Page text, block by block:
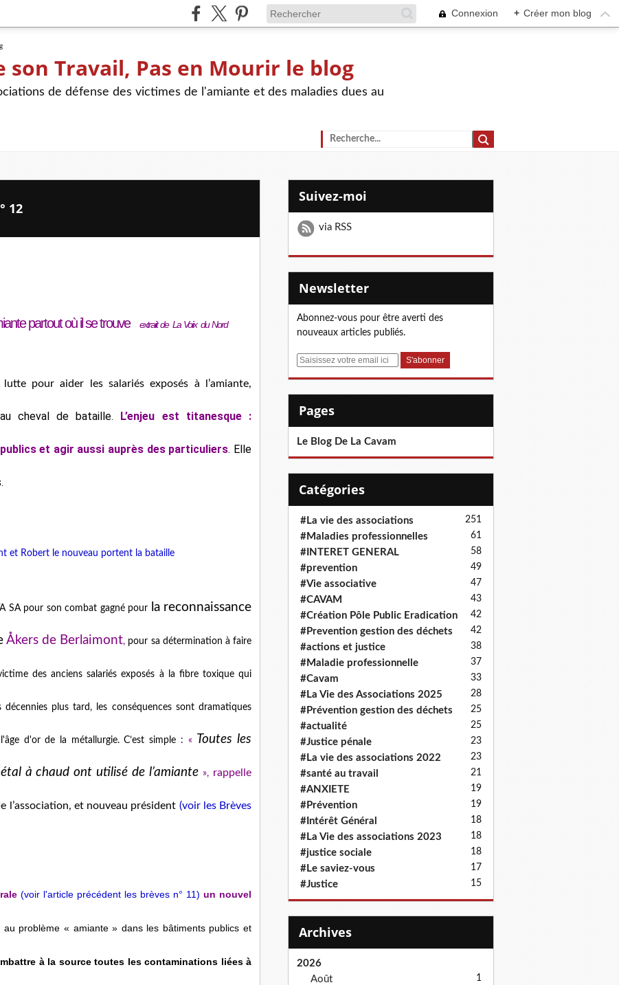
Connexion + Créer mon blog
son Travail, Pas en Mourir le blog
de défense des victimes de l'amiante et des maladies dues au
12
partout où il se trouve extraiit de La Voiix du Nord
pour aider les salariés exposés à l’amiante,
cheval de bataille. L’enjeu est titanesque :
et agir aussi auprès des particuliers. Elle
et Robert le nouveau portent la bataille
SA pour son combat gagné pour la reconnaissance
Åkers de Berlaimont, pour sa détermination à faire
des anciens salariés exposés à la fibre toxique qui
plus tard, les conséquences sont dramatiques
d'or de la métallurgie. C’est simple : « Toutes les
à chaud ont utilisé de l’amiante », rappelle
l’association, et nouveau président (voir les Brèves
(voir l'article précédent les brèves n° 11) un nouvel
au problème « amiante » dans les bâtiments publics et
à la source toutes les contaminations liées à
Suivez-moi
via RSS
Newsletter
Abonnez-vous pour être averti des
nouveaux articles publiés.
E
Pages
Le Blog De La Cavam
Catégories
#La vie des associations 251
#Maladies professionnelles 61
#INTERET GENERAL 58
#prevention 49
#Vie associative 47
#CAVAM 43
#Création Pôle Public Eradication 42
#Prevention gestion des déchets 42
#actions et justice 38
#Maladie professionnelle 37
#Cavam 33
#La Vie des Associations 2025 28
#Prévention gestion des déchets 25
#actualité 25
#Justice pénale 23
#La vie des associations 2022 23
#santé au travail 21
#ANXIETE 19
#Prévention 19
#Intérêt Général 18
#La Vie des associations 2023 18
#justice sociale 18
#Le saviez-vous 17
#Justice 15
Archives
2026
Août
1